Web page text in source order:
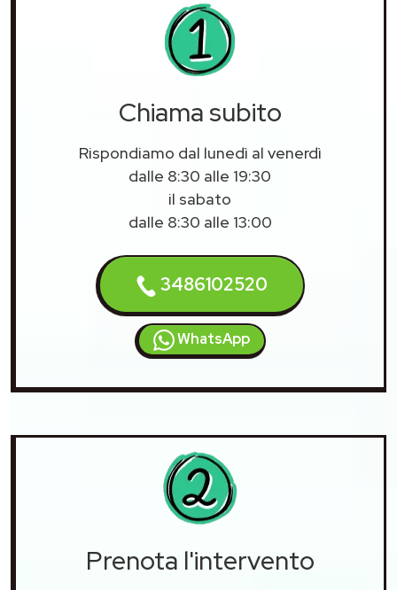
Chiama subito
Rispondiamo dal lunedì al venerdì
dalle 8:30 alle 19:30
il sabato
dalle 8:30 alle 13:00
3486102520
WhatsApp
Prenota l'intervento